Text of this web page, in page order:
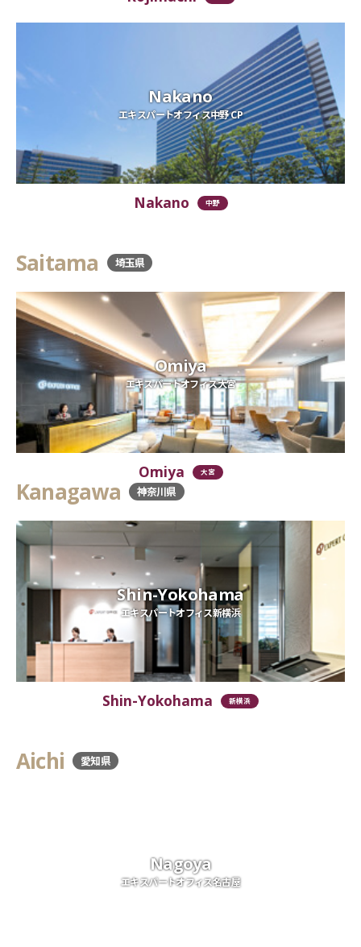
Nakano
エキスパートオフィス中野 CP
Nakano 中野
Saitama 埼玉県
Omiya
エキスパートオフィス大宮
Omiya 大宮
Kanagawa 神奈川県
Shin-Yokohama
エキスパートオフィス新横浜
Shin-Yokohama 新横浜
Aichi 愛知県
Nagoya
エキスパートオフィス名古屋